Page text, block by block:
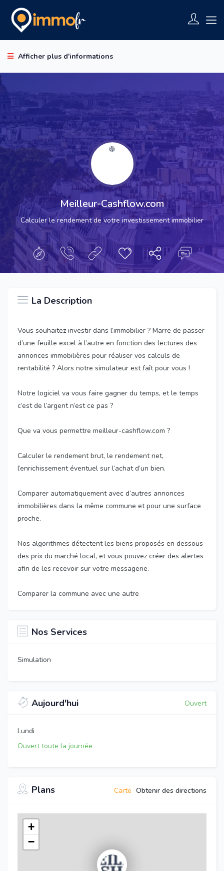
Afficher plus d'informations
Meilleur-Cashflow.com
Calculer le rendement de votre investissement immobilier
La Description
Vous souhaitez investir dans l’immobilier ? Marre de passer
d’une feuille excel à l’autre en fonction des lectures des
annonces immobilières pour réaliser vos calculs de
rentabilité ? Alors notre simulateur est faît pour vous !
Notre logiciel va vous faire gagner du temps, et le temps
c’est de l’argent n’est ce pas ?
Que va vous permettre meilleur-cashflow.com ?
Calculer le rendement brut, le rendement net,
l’enrichissement éventuel sur l’achat d’un bien.
Comparer automatiquement avec d’autres annonces
immobilières dans la même commune et pour une surface
proche.
Nos algorithmes détectent les biens proposés en dessous
des prix du marché local, et vous pouvez créer des alertes
afin de les recevoir sur votre messagerie.
Comparer la commune avec une autre
Nos Services
Simulation
Aujourd'hui Ouvert
Lundi
Ouvert toute la journée
Plans Carte Obtenir des directions
+
−